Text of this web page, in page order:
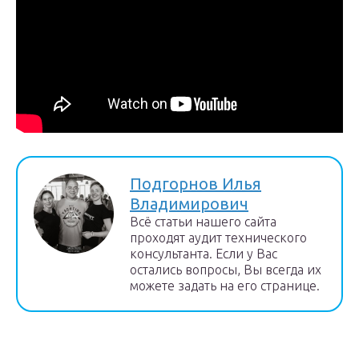
Подгорнов Илья
Владимирович
Всё статьи нашего сайта
проходят аудит технического
консультанта. Если у Вас
остались вопросы, Вы всегда их
можете задать на его странице.